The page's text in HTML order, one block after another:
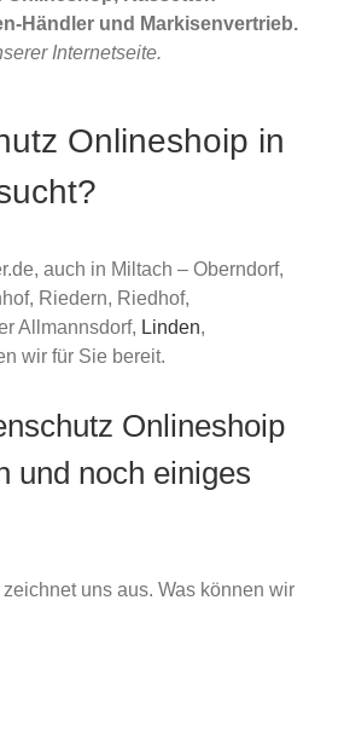
Händler und Markisenvertrieb.
Internetseite.
Onlineshoip in
auch in Miltach – Oberndorf,
Riedern, Riedhof,
Allmannsdorf, Linden,
wir für Sie bereit.
Onlineshoip
und noch einiges
uns aus. Was können wir